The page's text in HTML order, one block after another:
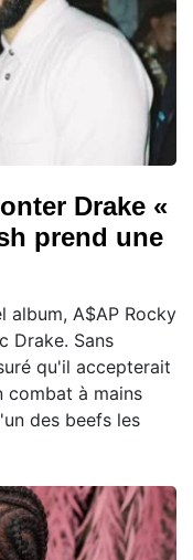
Drake «
prend une
album, A$AP Rocky
Drake. Sans
qu'il accepterait
combat à mains
des beefs les